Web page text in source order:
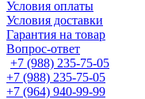
Условия оплаты
Условия доставки
Гарантия на товар
Вопрос-ответ
+7 (988) 235-75-05
+7 (988) 235-75-05
+7 (964) 940-99-99